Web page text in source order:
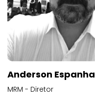
Anderson Espanha
MRM - Diretor